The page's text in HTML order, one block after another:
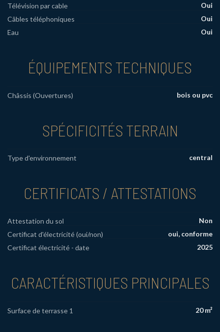
Télévision par cable
Oui
Câbles téléphoniques
Oui
Eau
Oui
ÉQUIPEMENTS TECHNIQUES
Châssis (Ouvertures) bois ou pvc
SPÉCIFICITÉS TERRAIN
Type d'environnement central
CERTIFICATS / ATTESTATIONS
Attestation du sol
Non
Certificat d'électricité (oui/non)
oui, conforme
Certificat électricité - date
2025
CARACTÉRISTIQUES PRINCIPALES
Surface de terrasse 1 20 m²